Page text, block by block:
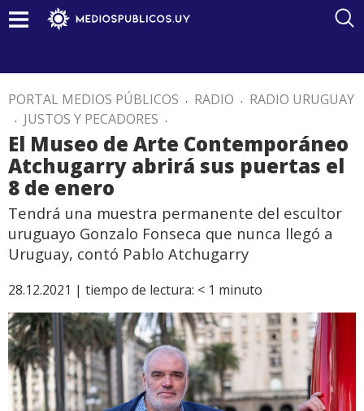
PORTAL MEDIOS PÚBLICOS . RADIO . RADIO URUGUAY
. JUSTOS Y PECADORES .
El Museo de Arte Contemporáneo
Atchugarry abrirá sus puertas el
8 de enero
Tendrá una muestra permanente del escultor
uruguayo Gonzalo Fonseca que nunca llegó a
Uruguay, contó Pablo Atchugarry
28.12.2021 | tiempo de lectura: < 1 minuto